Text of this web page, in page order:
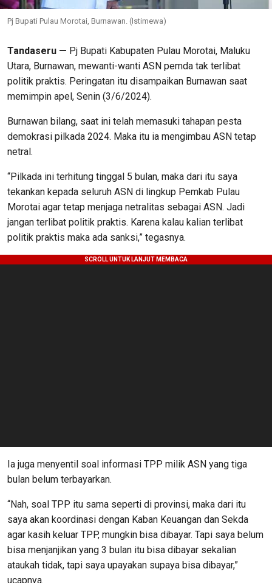
Pj Bupati Pulau Morotai, Burnawan. (Istimewa)
Tandaseru — Pj Bupati Kabupaten Pulau Morotai, Maluku
Utara, Burnawan, mewanti-wanti ASN pemda tak terlibat
politik praktis. Peringatan itu disampaikan Burnawan saat
memimpin apel, Senin (3/6/2024).
Burnawan bilang, saat ini telah memasuki tahapan pesta
demokrasi pilkada 2024. Maka itu ia mengimbau ASN tetap
netral.
“Pilkada ini terhitung tinggal 5 bulan, maka dari itu saya
tekankan kepada seluruh ASN di lingkup Pemkab Pulau
Morotai agar tetap menjaga netralitas sebagai ASN. Jadi
jangan terlibat politik praktis. Karena kalau kalian terlibat
politik praktis maka ada sanksi,” tegasnya.
Ia juga menyentil soal informasi TPP milik ASN yang tiga
bulan belum terbayarkan.
“Nah, soal TPP itu sama seperti di provinsi, maka dari itu
saya akan koordinasi dengan Kaban Keuangan dan Sekda
agar kasih keluar TPP, mungkin bisa dibayar. Tapi saya belum
bisa menjanjikan yang 3 bulan itu bisa dibayar sekalian
ataukah tidak, tapi saya upayakan supaya bisa dibayar,”
ucapnya.